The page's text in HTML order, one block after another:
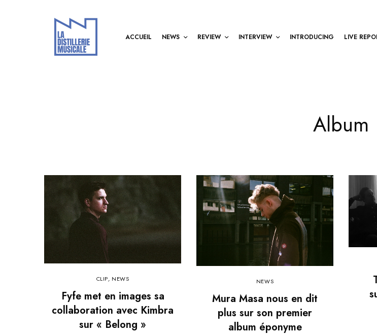
ACCUEIL NEWS REVIEW INTERVIEW INTRODUCING LIVE
Album
CLIP, NEWS
Fyfe met en images sa
collaboration avec Kimbra
sur « Belong »
NEWS
Mura Masa nous en dit
plus sur son premier
album éponyme